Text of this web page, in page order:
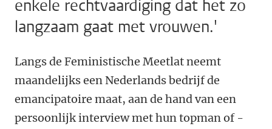
enkele rechtvaardiging dat het zo
langzaam gaat met vrouwen.'
Langs de Feministische Meetlat neemt
maandelijks een Nederlands bedrijf de
emancipatoire maat, aan de hand van een
persoonlijk interview met hun topman of -